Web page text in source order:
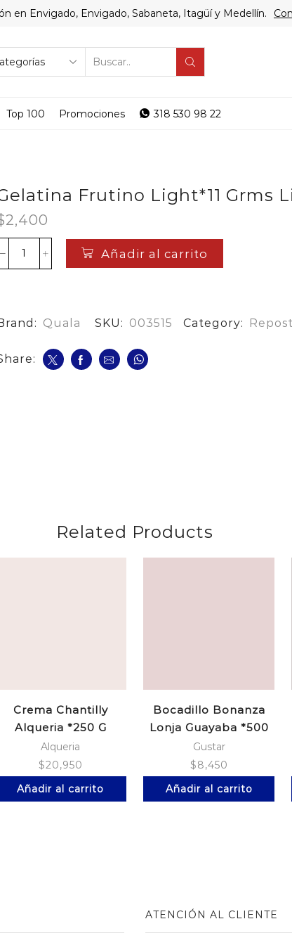
en Envigado, Envigado, Sabaneta, Itagüí y Medellín.
SEARCH
Top 100 Promociones 318 530 98 22
Frutino Light*11 Grms
2,400
Gelatina
Frutino
Limon
cantidad
Añadir al carrito
Quala SKU: 003515 Category:
Related Products
Crema Chantilly
Alqueria *250 G
Alqueria
$20,950
Añadir al carrito
Bocadillo Bonanza
Lonja Guayaba *500
Gustar
$8,450
Añadir al carrito
ATENCIÓN AL CLIENTE